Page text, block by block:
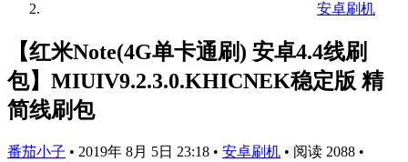
安卓刷机
【红米Note(4G单卡通刷) 安卓4.4线刷
包】MIUIV9.2.3.0.KHICNEK稳定版 精
简线刷包
番茄小子 • 2019年 8月 5日 23:18 • 安卓刷机 • 阅读 2088 •